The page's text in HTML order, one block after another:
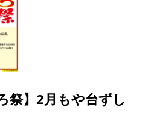
ス
業者の募集
祭】2月もや台ずし